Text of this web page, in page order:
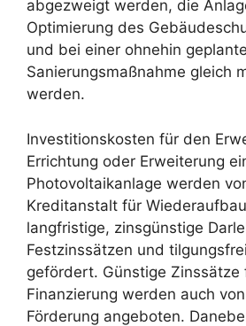
abgezweigt werden, die
Optimierung des
und bei einer ohnehin
Sanierungsmaßnahme gleich
werden.
Investitionskosten für den
Errichtung oder Erweiterung
Photovoltaikanlage werden
Kreditanstalt für
langfristige, zinsgünstige
Festzinssätzen und
gefördert. Günstige Zinssätze
Finanzierung werden auch
Förderung angeboten.